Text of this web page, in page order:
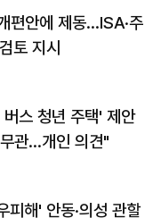
편안에 제동…ISA·주
토 지시
스 청년 주택' 제안
관…개인 의견"
피해' 안동·의성 관할